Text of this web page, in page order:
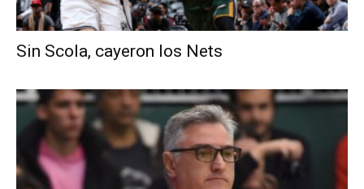
Sin Scola, cayeron los Nets